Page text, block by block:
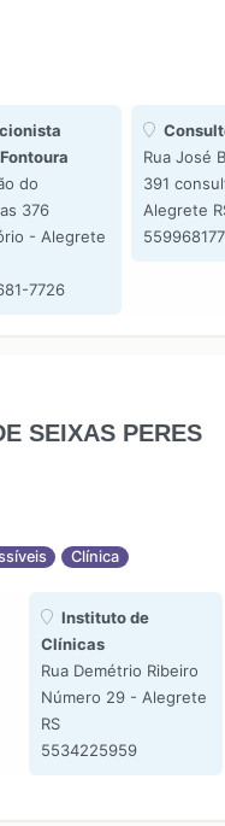
do
376
- Alegrete
7726
Rua José
391
Alegrete
SEIXAS PERES
Clínica
Instituto de
Clínicas
Rua Demétrio Ribeiro
Número 29 - Alegrete
RS
5534225959